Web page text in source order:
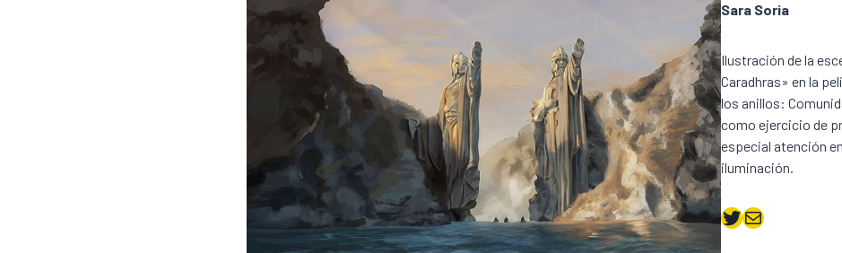
Sara Soria
Ilustración de la
Caradhras» en la
los anillos:
como ejercicio de
especial atención
iluminación.
Twitter Correo electrónico